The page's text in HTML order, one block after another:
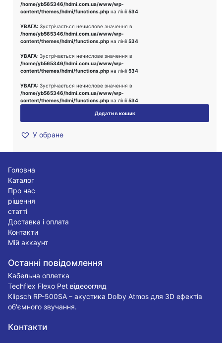
/home/yb565346/hdmi.com.ua/www/wp-
content/themes/hdmi/functions.php на лінії534
УВАГА: Зустрічається нечислове значення в
/home/yb565346/hdmi.com.ua/www/wp-
content/themes/hdmi/functions.php на лінії534
УВАГА: Зустрічається нечислове значення в
/home/yb565346/hdmi.com.ua/www/wp-
content/themes/hdmi/functions.php на лінії534
УВАГА: Зустрічається нечислове значення в
/home/yb565346/hdmi.com.ua/www/wp-
content/themes/hdmi/functions.php на лінії534
Додати в кошик
У обране
Головна
Каталог
Про нас
рішення
статті
Доставка і оплата
Контакти
Мій аккаунт
Останні повідомлення
Кабельна оплетка
Techflex Flexo Pet відеоогляд
Klipsch RP-500SA – акустика Dolby Atmos для 3D ефектів
об'ємного звучання.
Контакти